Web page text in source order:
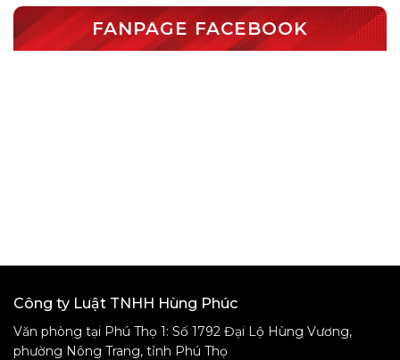
FANPAGE FACEBOOK
Công ty Luật TNHH Hùng Phúc
Văn phòng tại Phú Thọ 1: Số 1792 Đại Lộ Hùng Vương,
phường Nông Trang, tỉnh Phú Thọ